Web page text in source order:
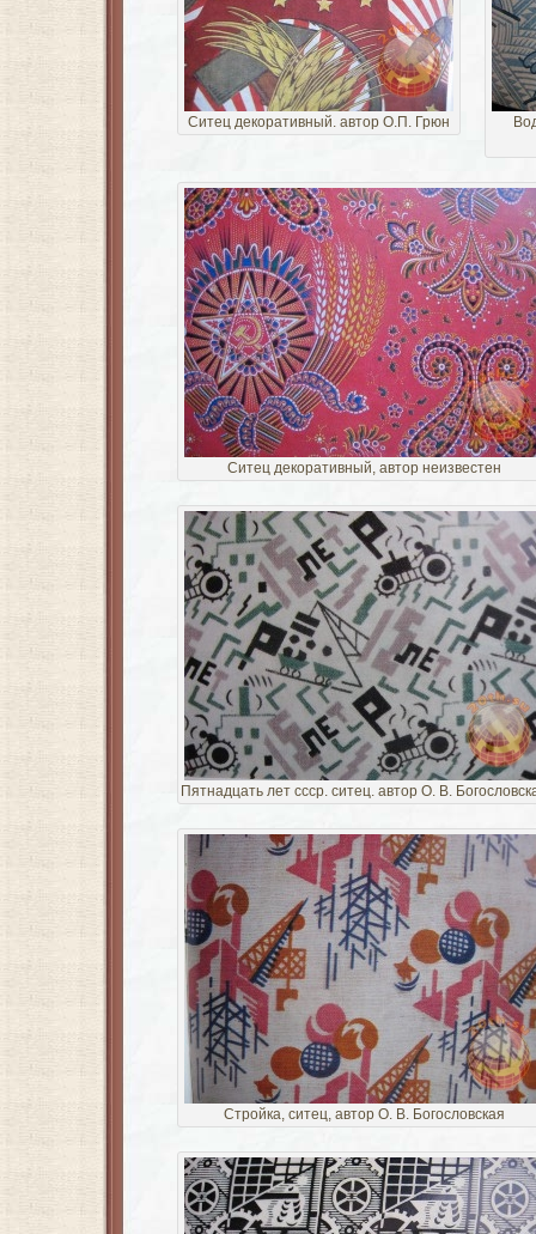
Ситец декоративный. автор О.П. Грюн
Ситец декоративный, автор неизвестен
Пятнадцать лет ссср. ситец. автор О. В.
Стройка, ситец, автор О. В. Богословская